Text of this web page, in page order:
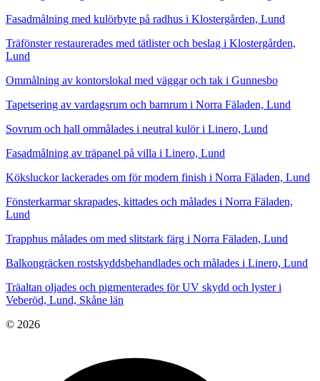
Fasadmålning med kulörbyte på radhus i Klostergården, Lund
Träfönster restaurerades med tätlister och beslag i Klostergården,
Lund
Ommålning av kontorslokal med väggar och tak i Gunnesbo
Tapetsering av vardagsrum och barnrum i Norra Fäladen, Lund
Sovrum och hall ommålades i neutral kulör i Linero, Lund
Fasadmålning av träpanel på villa i Linero, Lund
Köksluckor lackerades om för modern finish i Norra Fäladen, Lund
Fönsterkarmar skrapades, kittades och målades i Norra Fäladen,
Lund
Trapphus målades om med slitstark färg i Norra Fäladen, Lund
Balkongräcken rostskyddsbehandlades och målades i Linero, Lund
Träaltan oljades och pigmenterades för UV skydd och lyster i
Veberöd, Lund, Skåne län
© 2026